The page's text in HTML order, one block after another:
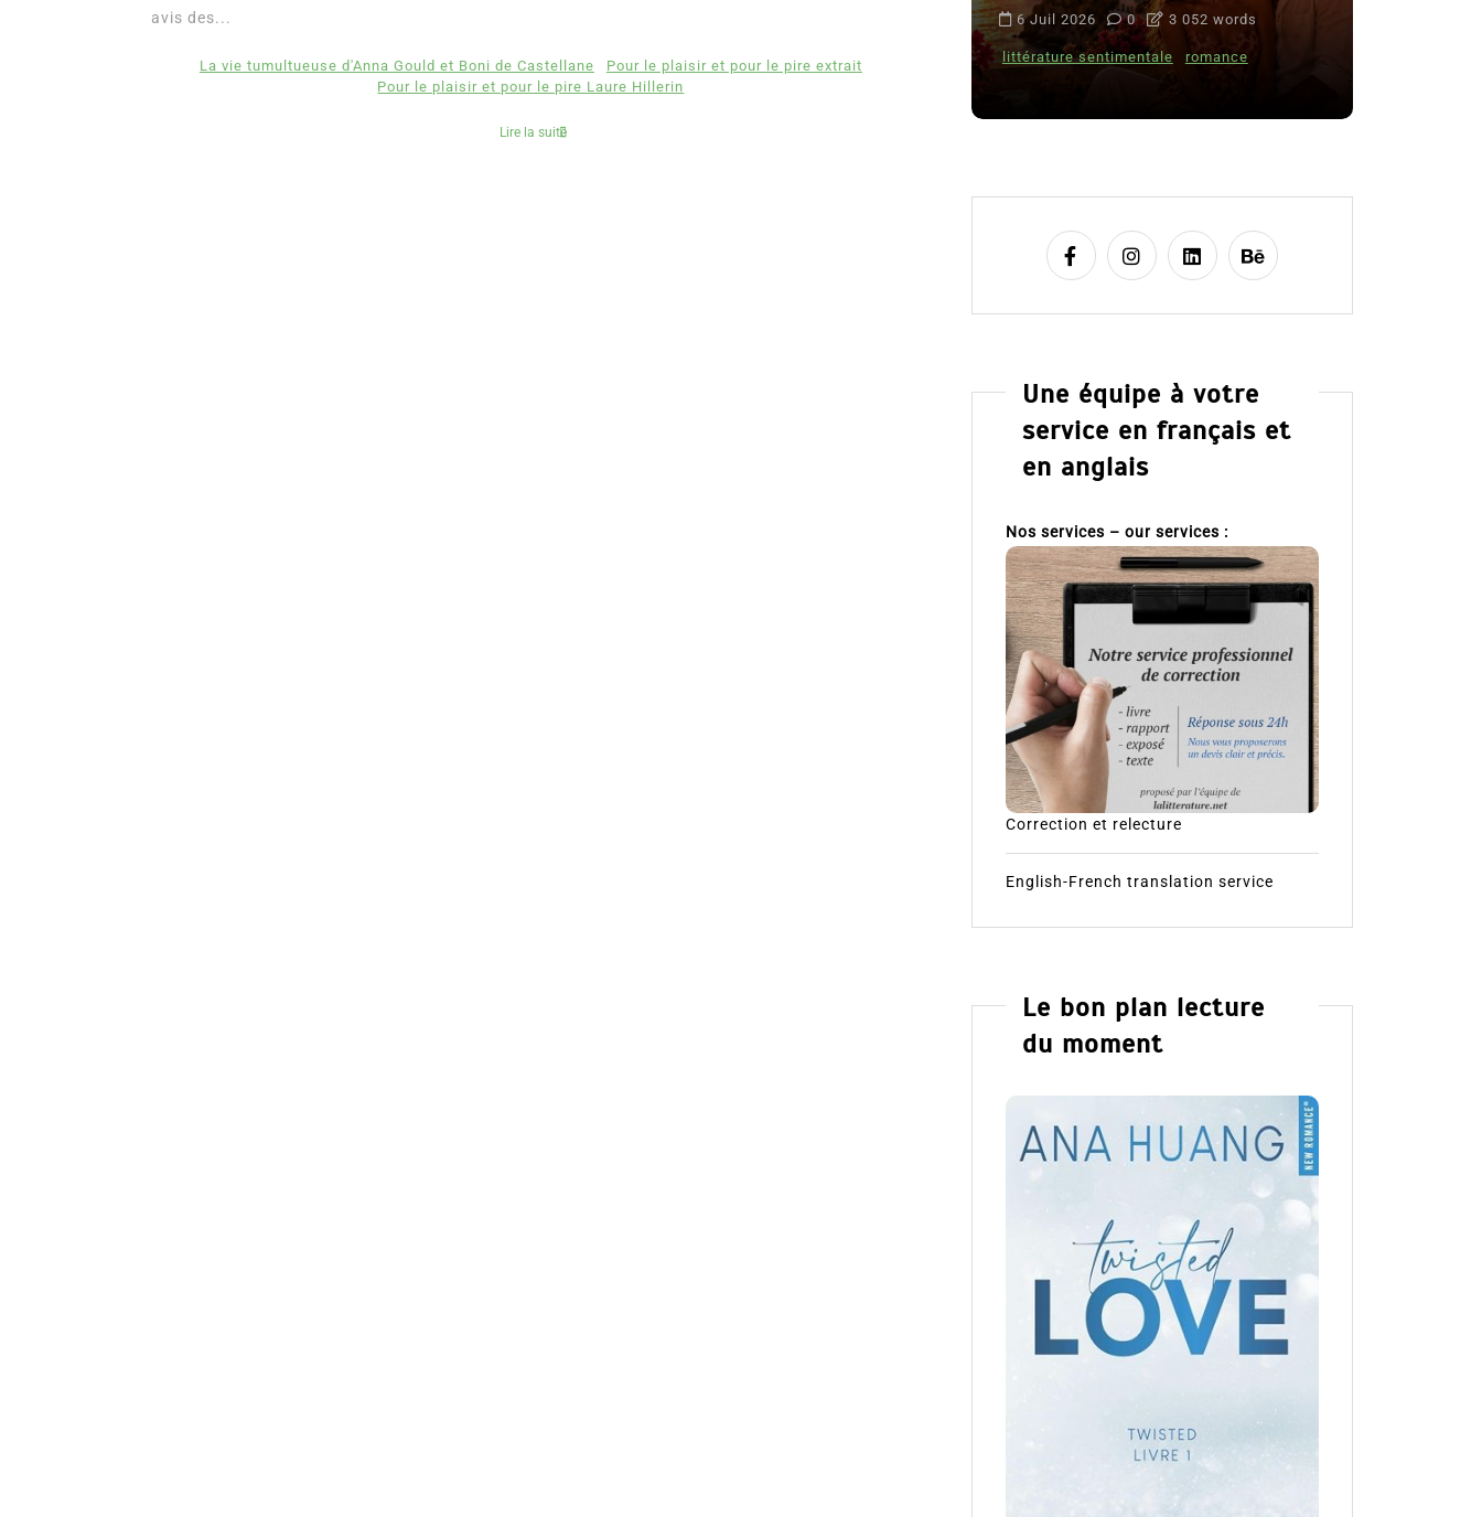
avis des...
La vie tumultueuse d'Anna Gould et Boni de Castellane
Pour le plaisir et pour le pire extrait
Pour le plaisir et pour le pire Laure Hillerin
Lire la suite
littérature sentimentale romance
8 Juil 2026 0 4 779 words
6 Juil 2026 0 3 052 words
littérature sentimentale romance
Une équipe à votre
service en français et
en anglais
Nos services – our services :
Correction et relecture
English-French translation service
Le bon plan lecture
du moment